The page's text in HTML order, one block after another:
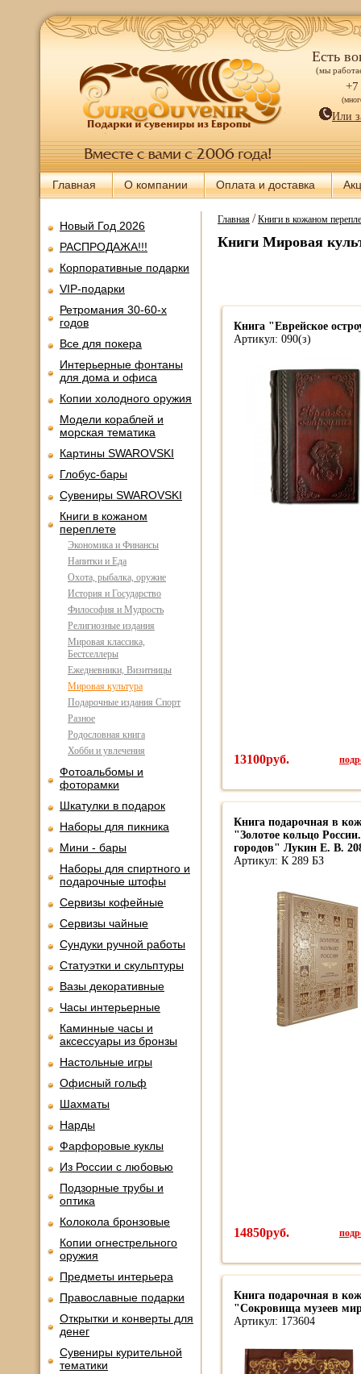
Есть
(мы
+7
Или
Главная О компании Оплата и доставка
Новый Год 2026
РАСПРОДАЖА!!!
Корпоративные подарки
VIP-подарки
Ретромания 30-60-х
годов
Все для покера
Интерьерные фонтаны
для дома и офиса
Копии холодного оружия
Модели кораблей и
морская тематика
Картины SWAROVSKI
Глобус-бары
Сувениры SWAROVSKI
Книги в кожаном
переплете
Экономика и Финансы
Напитки и Еда
Охота, рыбалка, оружие
История и Государство
Философия и Мудрость
Религиозные издания
Мировая классика,
Бестселлеры
Ежедневники, Визитницы
Мировая культура
Подарочные издания Спорт
Разное
Родословная книга
Хобби и увлечения
Фотоальбомы и
фоторамки
Шкатулки в подарок
Наборы для пикника
Мини - бары
Наборы для спиртного и
подарочные штофы
Сервизы кофейные
Сервизы чайные
Сундуки ручной работы
Статуэтки и скульптуры
Вазы декоративные
Часы интерьерные
Каминные часы и
аксессуары из бронзы
Настольные игры
Офисный гольф
Шахматы
Нарды
Фарфоровые куклы
Из России с любовью
Подзорные трубы и
оптика
Колокола бронзовые
Копии огнестрельного
оружия
Предметы интерьера
Православные подарки
Открытки и конверты для
денег
Сувениры курительной
тематики
Главная/Книги в кожаном
Книги Мировая
Книга "Еврейское
Артикул: 090(з)
13100руб.
Книга подарочная в
"Золотое кольцо
городов" Лукин Е. В.
Артикул: К 289 БЗ
14850руб.
Книга подарочная в
"Сокровища музеев
Артикул: 173604